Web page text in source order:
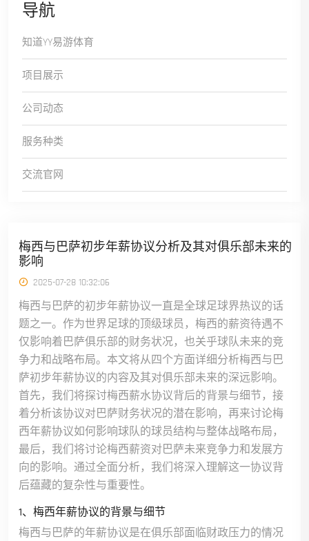
导航
知道YY易游体育
项目展示
公司动态
服务种类
交流官网
梅西与巴萨初步年薪协议分析及其对俱乐部未来的
影响
2025-07-28 10:32:06
梅西与巴萨的初步年薪协议一直是全球足球界热议的话
题之一。作为世界足球的顶级球员，梅西的薪资待遇不
仅影响着巴萨俱乐部的财务状况，也关乎球队未来的竞
争力和战略布局。本文将从四个方面详细分析梅西与巴
萨初步年薪协议的内容及其对俱乐部未来的深远影响。
首先，我们将探讨梅西薪水协议背后的背景与细节，接
着分析该协议对巴萨财务状况的潜在影响，再来讨论梅
西年薪协议如何影响球队的球员结构与整体战略布局，
最后，我们将讨论梅西薪资对巴萨未来竞争力和发展方
向的影响。通过全面分析，我们将深入理解这一协议背
后蕴藏的复杂性与重要性。
1、梅西年薪协议的背景与细节
梅西与巴萨的年薪协议是在俱乐部面临财政压力的情况